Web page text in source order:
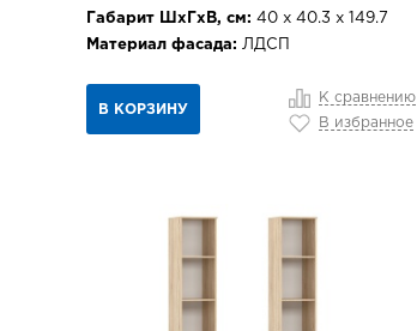
Габарит ШхГхВ, см: 40 х 40.3 х 149.7
Материал фасада: ЛДСП
В КОРЗИНУ
К сравнению
В избранное